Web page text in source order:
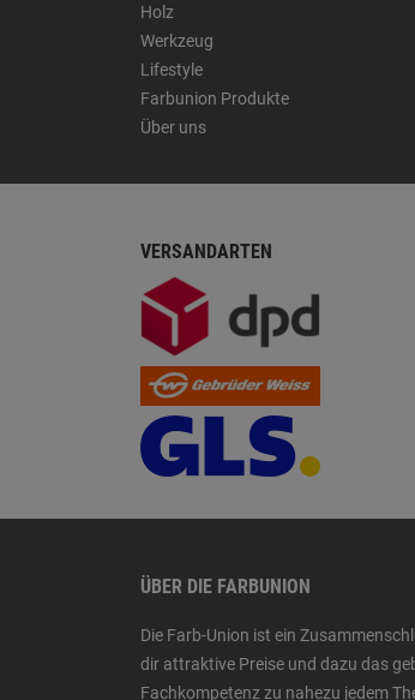
Holz
Werkzeug
Lifestyle
Farbunion Produkte
Über uns
VERSANDARTEN
ÜBER DIE FARBUNION
Die Farb-Union ist ein
dir attraktive Preise und dazu das
Fachkompetenz zu nahezu jedem